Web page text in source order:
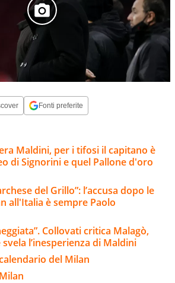
Fonti preferite
Maldini, per i tifosi il capitano è
di Signorini e quel Pallone d'oro
del Grillo”: l’accusa dopo le
all'Italia è sempre Paolo
Collovati critica Malagò,
l’inesperienza di Maldini
del Milan